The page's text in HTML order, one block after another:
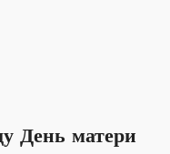
День матери